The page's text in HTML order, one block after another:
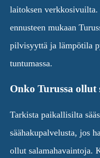
laitoksen
ennusteen mukaan
pilvisyyttä ja lämpötila
tuntumassa.
Onko Turussa
Tarkista paikallisilta
säähakupalvelusta, jos
ollut salamahavaintoja.